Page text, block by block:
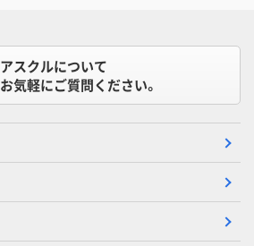
アスクルについて
お気軽にご質問ください。